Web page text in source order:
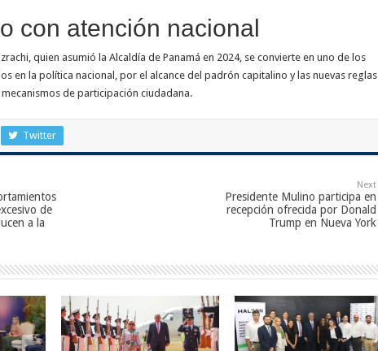
con atención nacional
quien asumió la Alcaldía de Panamá en 2024, se convierte en uno de los
en la política nacional, por el alcance del padrón capitalino y las nuevas reglas
de participación ciudadana.
Twitter
de
a la
Next
Presidente Mulino participa en
recepción ofrecida por Donald
Trump en Nueva York